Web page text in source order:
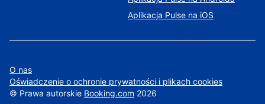
Aplikacja Pulse na iOS
O nas
Oświadczenie o ochronie prywatności i plikach cookies
© Prawa autorskie Booking.com 2026